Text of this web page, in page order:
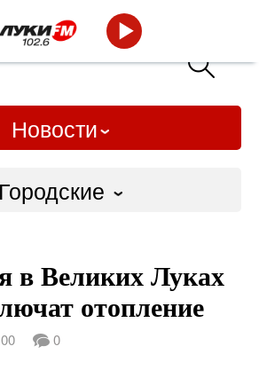
Новости
Городские
Дело
Народные
в Великих Луках
отопление
0